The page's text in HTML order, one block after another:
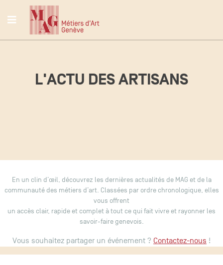
L'ACTU DES ARTISANS
En un clin d’œil, découvrez les dernières actualités de MAG et de la
communauté des métiers d’art. Classées par ordre chronologique, elles
vous offrent
un accès clair, rapide et complet à tout ce qui fait vivre et rayonner les
savoir-faire genevois.
Vous souhaitez partager un événement ? Contactez-nous !